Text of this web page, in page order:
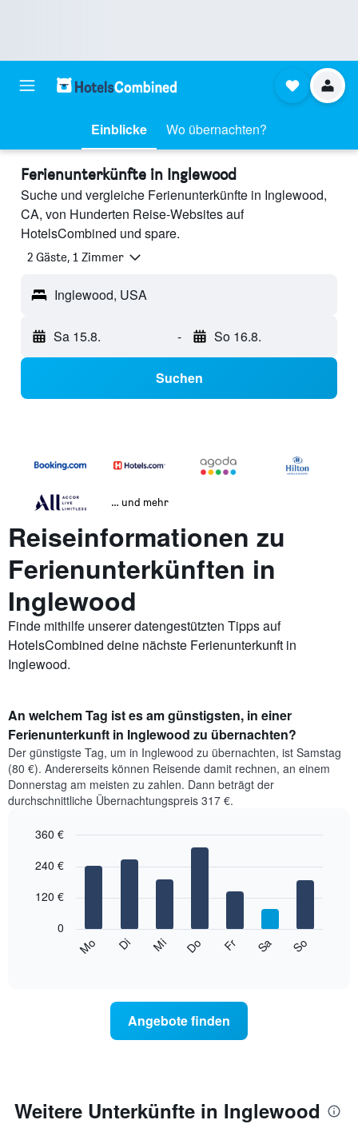
Einblicke Wo übernachten?
Ferienunterkünfte in Inglewood
Suche und vergleiche Ferienunterkünfte in Inglewood,
CA, von Hunderten Reise-Websites auf
HotelsCombined und spare.
2 Gäste, 1 Zimmer
Inglewood, USA
Sa 15.8. - So 16.8.
Suchen
… und mehr
Reiseinformationen zu
Ferienunterkünften in
Inglewood
Finde mithilfe unserer datengestützten Tipps auf
HotelsCombined deine nächste Ferienunterkunft in
Inglewood.
An welchem Tag ist es am günstigsten, in einer
Ferienunterkunft in Inglewood zu übernachten?
Der günstigste Tag, um in Inglewood zu übernachten, ist Samstag
(80 €). Andererseits können Reisende damit rechnen, an einem
Donnerstag am meisten zu zahlen. Dann beträgt der
durchschnittliche Übernachtungspreis 317 €.
chart
bars.
durchschnittlichen
jeweiligen
Wochentag.
graphic.
Mo Di Mi Do Fr Sa So
0
120 €
240 €
360 €
Angebote finden
Weitere Unterkünfte in Inglewood